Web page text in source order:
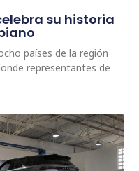
su historia
países de la región
representantes de